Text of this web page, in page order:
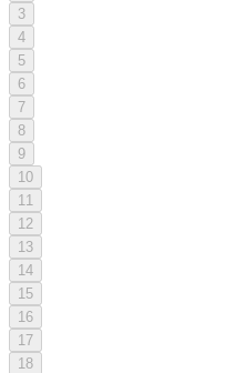
3
4
5
6
7
8
9
10
11
12
13
14
15
16
17
18